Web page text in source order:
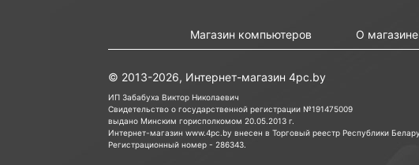
Магазин компьютеров О магазине
© 2013-2026, Интернет-магазин 4pc.by
ИП Забабуха Виктор Николаевич
Свидетельство о государственной регистрации №191475009
выдано Минским горисполкомом 20.05.2013 г.
Интернет-магазин www.4pc.by внесен в Торговый реестр Республики
Регистрационный номер - 286343.